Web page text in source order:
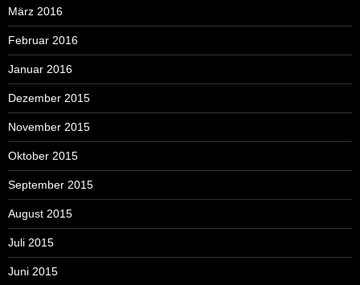
März 2016
Februar 2016
Januar 2016
Dezember 2015
November 2015
Oktober 2015
September 2015
August 2015
Juli 2015
Juni 2015